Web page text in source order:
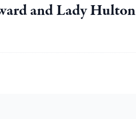
and Lady Hulton